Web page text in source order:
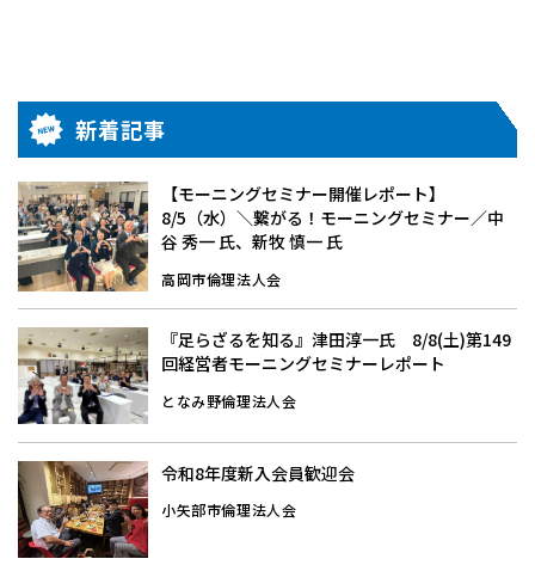
新着記事
【モーニングセミナー開催レポート】
8/5（水）＼繋がる！モーニングセミナー／中
谷 秀一 氏、新牧 慎一 氏
高岡市倫理法人会
『足らざるを知る』津田淳一氏 8/8(土)第149
回経営者モーニングセミナーレポート
となみ野倫理法人会
令和8年度新入会員歓迎会
小矢部市倫理法人会